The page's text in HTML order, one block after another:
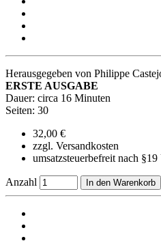
Herausgegeben von Philippe
ERSTE AUSGABE
Dauer: circa 16 Minuten
Seiten: 30
32,00 €
zzgl. Versandkosten
umsatzsteuerbefreit nach §19
Anzahl In den Warenkorb